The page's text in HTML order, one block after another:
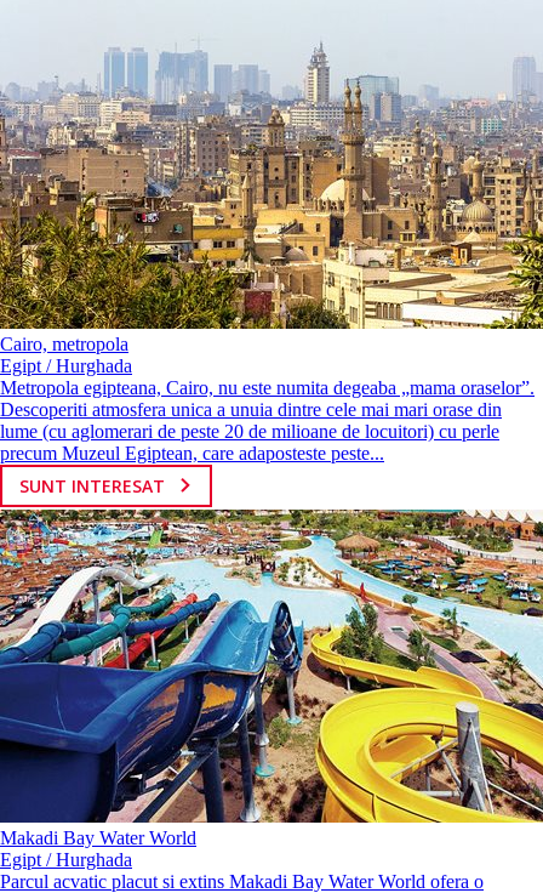
Cairo, metropola
Egipt / Hurghada
Metropola egipteana, Cairo, nu este numita degeaba „mama oraselor”.
Descoperiti atmosfera unica a unuia dintre cele mai mari orase din
lume (cu aglomerari de peste 20 de milioane de locuitori) cu perle
precum Muzeul Egiptean, care adaposteste peste...
SUNT INTERESAT
Makadi Bay Water World
Egipt / Hurghada
Parcul acvatic placut si extins Makadi Bay Water World ofera o